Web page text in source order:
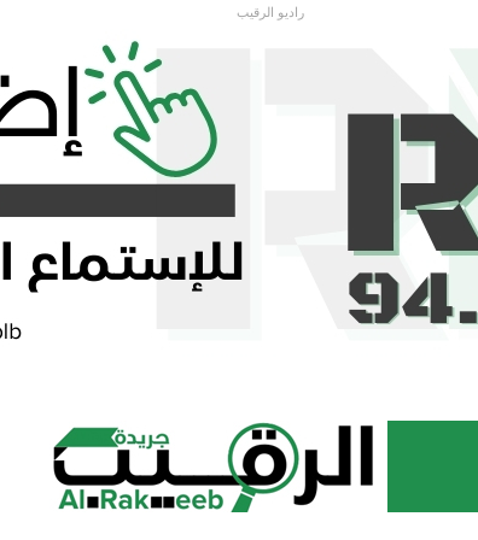
راديو الرقيب